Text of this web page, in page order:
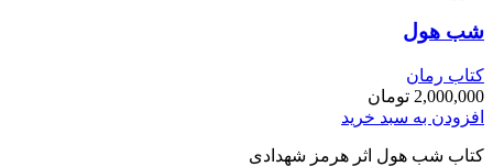
شب هول
کتاب رمان
2,000,000 تومان
افزودن به سبد خرید
کتاب شب هول اثر هرمز شهدادی